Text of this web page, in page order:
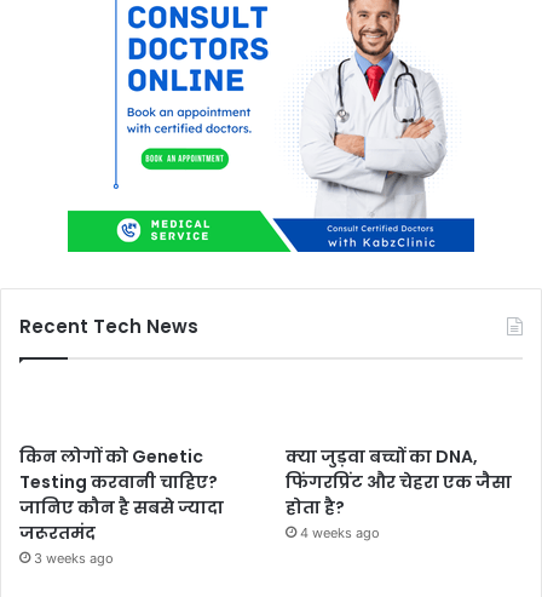
Recent Tech News
किन लोगों को Genetic
Testing करवानी चाहिए?
जानिए कौन है सबसे ज्यादा
जरूरतमंद
3 weeks ago
क्या जुड़वा बच्चों का DNA,
फिंगरप्रिंट और चेहरा एक जैसा
होता है?
4 weeks ago